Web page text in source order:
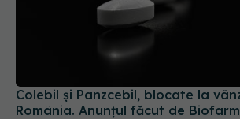
Colebil și Panzcebil, blocate la
România. Anunțul făcut de Biofarm